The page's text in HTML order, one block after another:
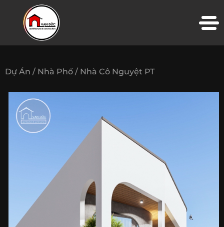
THIẾT KẾ KIẾN TRÚC
THI CÔNG XÂY DỰNG
Dự Án / Nhà Phố / Nhà Cô Nguyệt PT